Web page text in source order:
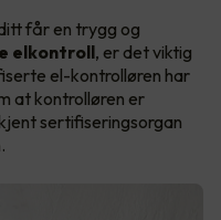
får en trygg og
elkontroll, er det viktig
el-kontrolløren har
at kontrolløren er
sertifiseringsorgan